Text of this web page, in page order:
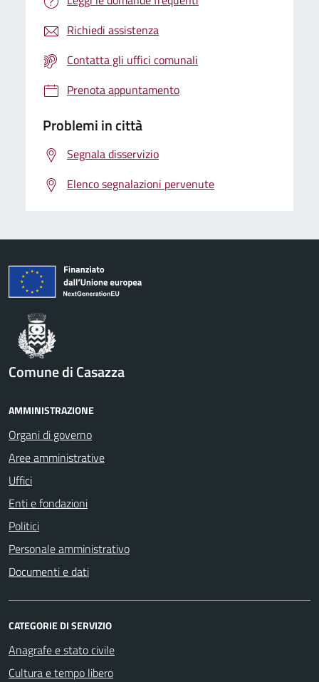
Richiedi assistenza
Contatta gli uffici comunali
Prenota appuntamento
Problemi in città
Segnala disservizio
Elenco segnalazioni pervenute
Comune di Casazza
AMMINISTRAZIONE
Organi di governo
Aree amministrative
Uffici
Enti e fondazioni
Politici
Personale amministrativo
Documenti e dati
CATEGORIE DI SERVIZIO
Anagrafe e stato civile
Cultura e tempo libero